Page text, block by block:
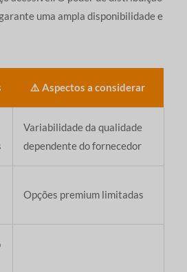
uma ampla disponibilidade e
⚠️ Aspectos a considerar
Variabilidade da qualidade
dependente do fornecedor
Opções premium limitadas